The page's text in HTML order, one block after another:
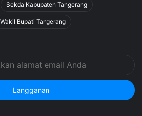
Sekda Kabupaten Tangerang
Wakil Bupati Tangerang